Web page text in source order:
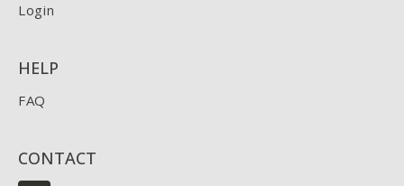
Login
HELP
FAQ
CONTACT